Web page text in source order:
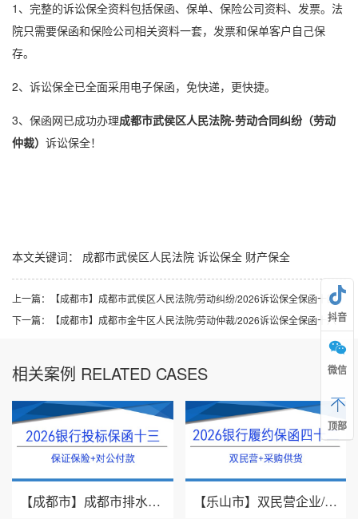
1、完整的诉讼保全资料包括保函、保单、保险公司资料、发票。法
院只需要保函和保险公司相关资料一套，发票和保单客户自己保
存。
2、 诉讼保全已全面采用电子保函，免快递，更快捷。
3、保函网已成功办理成都市武侯区人民法院-劳动合同纠纷（劳动
仲裁） 诉讼保全！
本文关键词： 成都市武侯区人民法院 诉讼保全 财产保全
上一篇：
【成都市】成都市武侯区人民法院/劳动纠纷/2026诉讼保全保函十四
下一篇：
【成都市】成都市金牛区人民法院/劳动仲裁/2026诉讼保全保函十六
相关案例 RELATED CASES
【成都市】成都市排水有限责任公司/投标保证保险/2026银行投标保函十三 【乐山市】双民营企业/采购供货/2026年银行履约保函四十二
抖音
微信
顶部